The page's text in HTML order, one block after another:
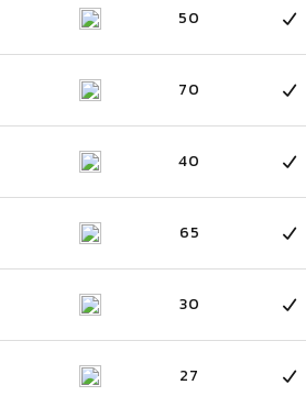
50
70
40
65
30
27